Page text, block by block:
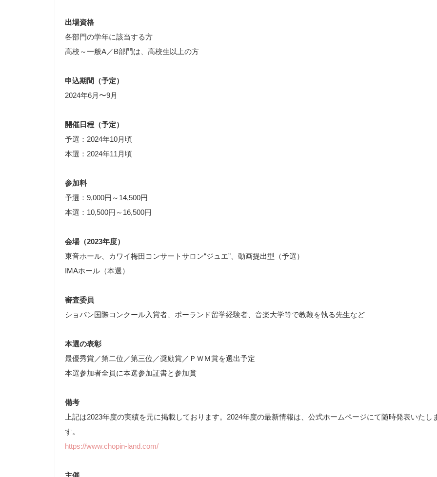
出場資格
各部門の学年に該当する方
高校～一般A／B部門は、高校生以上の方
申込期間（予定）
2024年6月〜9月
開催日程（予定）
予選：2024年10月頃
本選：2024年11月頃
参加料
予選：9,000円～14,500円
本選：10,500円～16,500円
会場（2023年度）
東音ホール、カワイ梅田コンサートサロン“ジュエ”、動画提出型（予選）
IMAホール（本選）
審査委員
ショパン国際コンクール入賞者、ポーランド留学経験者、音楽大学等で教鞭を執る先生など
本選の表彰
最優秀賞／第二位／第三位／奨励賞／ＰＷＭ賞を選出予定
本選参加者全員に本選参加証書と参加賞
備考
上記は2023年度の実績を元に掲載しております。2024年度の最新情報は、公式ホームページにて随時発表いたし
す。
https://www.chopin-land.com/
主催